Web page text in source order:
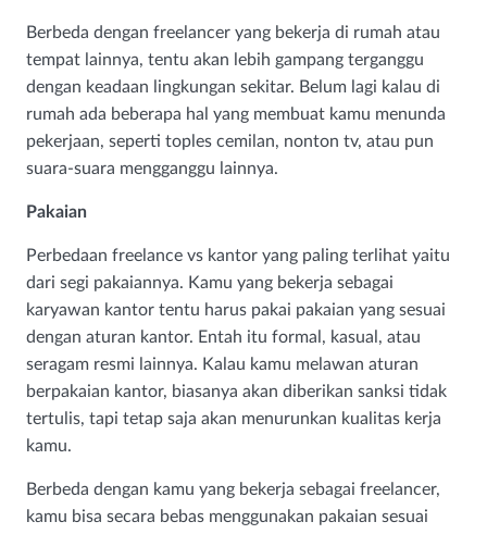
Berbeda dengan freelancer yang bekerja di rumah atau
tempat lainnya, tentu akan lebih gampang terganggu
dengan keadaan lingkungan sekitar. Belum lagi kalau di
rumah ada beberapa hal yang membuat kamu menunda
pekerjaan, seperti toples cemilan, nonton tv, atau pun
suara-suara mengganggu lainnya.
Pakaian
Perbedaan freelance vs kantor yang paling terlihat yaitu
dari segi pakaiannya. Kamu yang bekerja sebagai
karyawan kantor tentu harus pakai pakaian yang sesuai
dengan aturan kantor. Entah itu formal, kasual, atau
seragam resmi lainnya. Kalau kamu melawan aturan
berpakaian kantor, biasanya akan diberikan sanksi tidak
tertulis, tapi tetap saja akan menurunkan kualitas kerja
kamu.
Berbeda dengan kamu yang bekerja sebagai freelancer,
kamu bisa secara bebas menggunakan pakaian sesuai